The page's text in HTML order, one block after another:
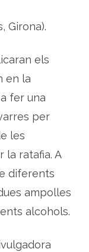
Girona).
els
en la
fer una
per
les
la ratafia. A
diferents
ampolles
alcohols.